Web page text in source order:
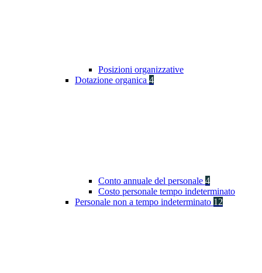
Posizioni organizzative
Dotazione organica 4
Conto annuale del personale 4
Costo personale tempo indeterminato
Personale non a tempo indeterminato 12